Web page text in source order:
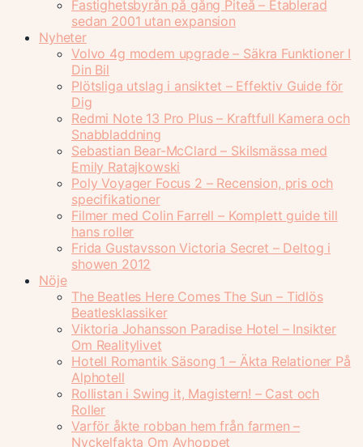
Fastighetsbyrån på gång Piteå – Etablerad
sedan 2001 utan expansion
Nyheter
Volvo 4g modem upgrade – Säkra Funktioner I
Din Bil
Plötsliga utslag i ansiktet – Effektiv Guide för
Dig
Redmi Note 13 Pro Plus – Kraftfull Kamera och
Snabbladdning
Sebastian Bear-McClard – Skilsmässa med
Emily Ratajkowski
Poly Voyager Focus 2 – Recension, pris och
specifikationer
Filmer med Colin Farrell – Komplett guide till
hans roller
Frida Gustavsson Victoria Secret – Deltog i
showen 2012
Nöje
The Beatles Here Comes The Sun – Tidlös
Beatlesklassiker
Viktoria Johansson Paradise Hotel – Insikter
Om Realitylivet
Hotell Romantik Säsong 1 – Äkta Relationer På
Alphotell
Rollistan i Swing it, Magistern! – Cast och
Roller
Varför åkte robban hem från farmen –
Nyckelfakta Om Avhoppet